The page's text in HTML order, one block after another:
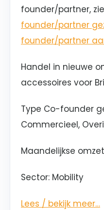
founder/partner,
founder/partner
founder/partner
Handel in nieuwe
accessoires voor
Type Co-founder
Commercieel,
Maandelijkse omzet
Sector: Mobility
Lees / bekijk meer…